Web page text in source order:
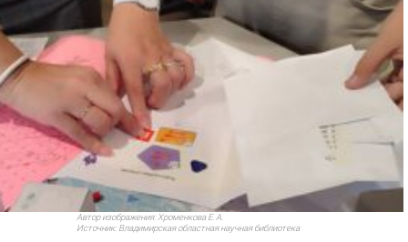
Автор изображения:Хроменкова Е. А.
Источник:Владимирская областная научная библиотека